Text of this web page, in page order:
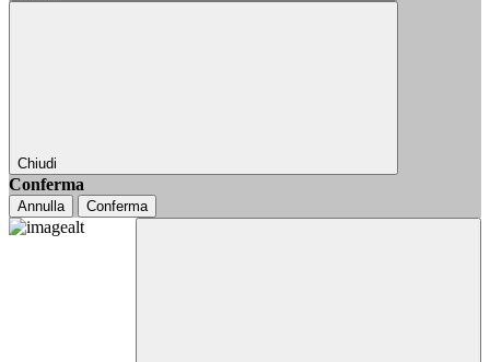
Chiudi
Conferma
Annulla Conferma